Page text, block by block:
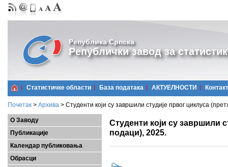
Република Српска
Републички завод за
Статистичке области Базa података АКТУЕЛНОСТИ Контакт
Почетак > Архива > Студенти који су завршили студије првог циклуса
О Заводу
Публикације
Календар публиковања
Обрасци
Студенти који су завршили
подаци), 2025.